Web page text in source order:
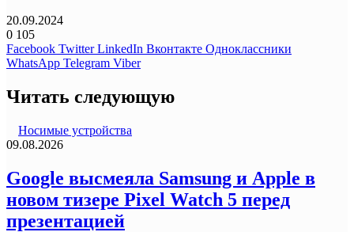
20.09.2024
0 105
Facebook Twitter LinkedIn Вконтакте Одноклассники
WhatsApp Telegram Viber
Читать следующую
Носимые устройства
09.08.2026
Google высмеяла Samsung и Apple в
новом тизере Pixel Watch 5 перед
презентацией